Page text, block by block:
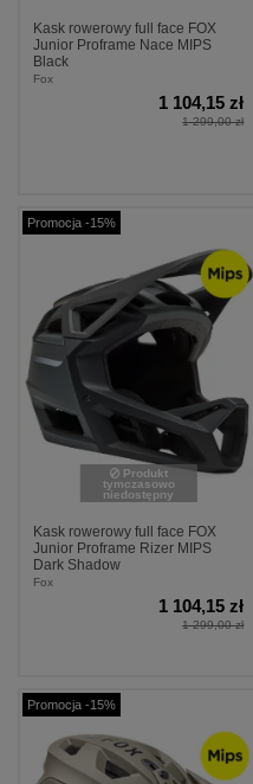
Kask rowerowy full face FOX
Junior Proframe Nace MIPS
Black
Fox
1 104,15 zł
1 299,00 zł
Promocja -15%
Produkt
tymczasowo
niedostępny
Kask rowerowy full face FOX
Junior Proframe Rizer MIPS
Dark Shadow
Fox
1 104,15 zł
1 299,00 zł
Promocja -15%